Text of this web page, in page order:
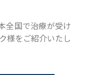
全国で治療が受け
様をご紹介いたし